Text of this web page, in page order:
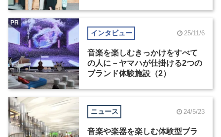
インタビュー 25/11/6
音楽を楽しむきっかけをすべて
の人に－ヤマハが仕掛ける2つの
ブランド体験施設（2）
PR
ニュース 24/5/23
音楽や楽器を楽しむ体験型ブラ